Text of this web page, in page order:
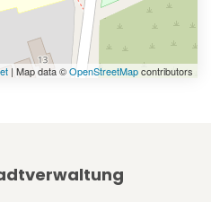
| Map data ©OpenStreetMapcontributors